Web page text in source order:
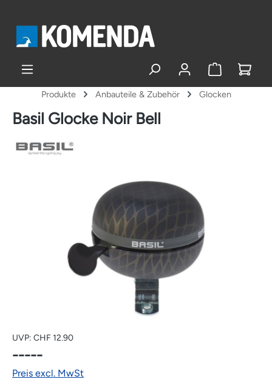
Produkte Anbauteile & Zubehör Glocken
Basil Glocke Noir Bell
Bildergalerie überspringen
UVP: CHF 12.90
-----
Preis excl. MwSt